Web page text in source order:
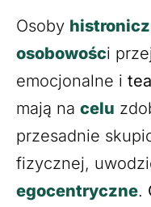
Osoby
osobowości
emocjonalne i
mają na celu
przesadnie
fizycznej,
egocentryczne.